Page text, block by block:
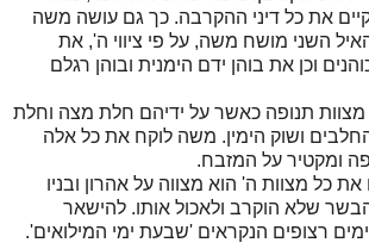
את כל דיני ההקרבה. כך גם עושה משה
השני מושח משה, על פי ציווי ה', את
וכן את בוהן ידם הימנית ובוהן רגלם
מצוות תנופה כאשר על ידיהם חלת מצה וחלת
ושוק הימין. משה לוקח את כל אלה
ומקטיר על המזבח.
כל מצוות ה' הוא מצווה על אהרון ובניו
שלא הוקרב ולאכול אותו. להישאר
רצופים הנקראים 'שבעת ימי המילואים'.